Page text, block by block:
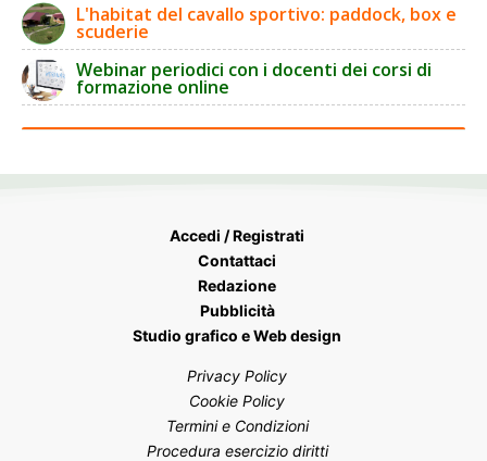
L'habitat del cavallo sportivo: paddock, box e
scuderie
Webinar periodici con i docenti dei corsi di
formazione online
Accedi / Registrati
Contattaci
Redazione
Pubblicità
Studio grafico e Web design
Privacy Policy
Cookie Policy
Termini e Condizioni
Procedura esercizio diritti